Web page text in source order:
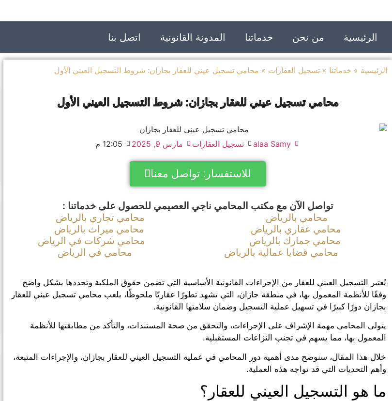
الرئيسية من نحن خدماتنا المدونة القانونية اتصل بنا
الرئيسية » خدماتنا » تسجيل العقارات » محامي تسجيل عيني للعقار بجازان: شروط التسجيل العيني الأول
محامي تسجيل عيني للعقار بجازان: شروط التسجيل العيني الأول
alaa Samy تسجيل العقارات مارس 9, 2025 12:05 م
للاستفسار: تواصل معنا
تواصل الآن مع مكتب المحامي ناجي العصيمي للحصول على خدماتنا :
محامي بالرياض
محامي تجاري بالرياض
محامي عقاري بالرياض
محامي ميراث بالرياض
محامي جمارك بالرياض
محامي شركات في الرياض
محامي قضايا عمالية بالرياض
محامي في الرياض
يُعتبر التسجيل العيني للعقار من الإجراءات القانونية الأساسية التي تضمن حقوق الملكية وتحددها بشكل واضح
وفقًا للأنظمة المعمول بها، في منطقة جازان، التي تشهد تطورًا عقاريًا ملحوظًا، يلعب محامي تسجيل عيني للعقار
بجازان دورًا كبيرًا في تسهيل عملية التسجيل وضمان سلامتها القانونية.
يتولى المحامي مهمة الإشراف على الإجراءات، والتحقق من صحة المستندات، والتأكد من مطابقتها للأنظمة
المعمول بها، مما يسهم في تجنب النزاعات المستقبلية.
خلال هذا المقال، سنوضح مدى أهمية دور المحامي في عملية التسجيل العيني للعقار بجازان، والإجراءات المتبعة،
وأهم التحديات التي قد تواجه هذه العملية.
ما هو التسجيل العيني للعقار؟